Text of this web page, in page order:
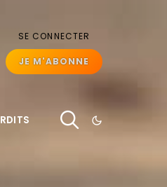
SE CONNECTER
JE M'ABONNE